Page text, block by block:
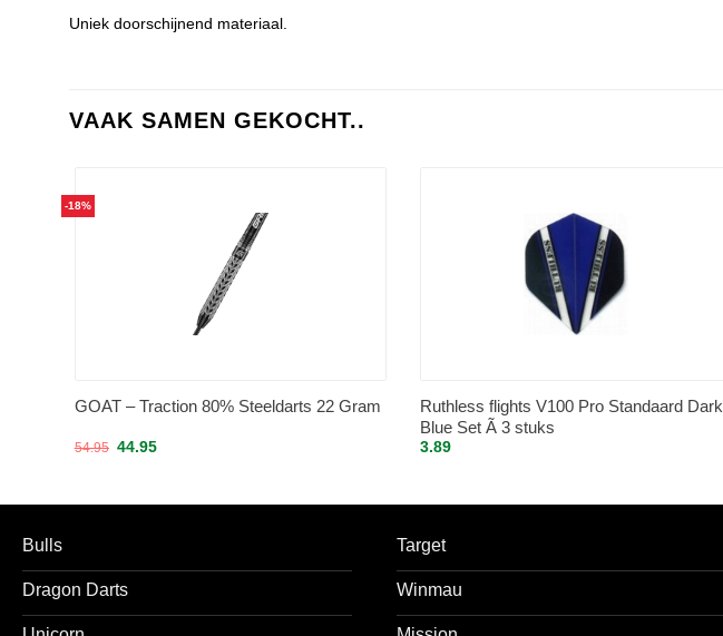
Uniek doorschijnend materiaal.
VAAK SAMEN GEKOCHT..
-18%
GOAT – Traction 80% Steeldarts 22 Gram
54.95 Oorspronkelijke
44.95Huidige
Ruthless flights V100 Pro Standaard Dark
Blue Set Ã 3 stuks
3.89
Bulls
Dragon Darts
Target
Winmau